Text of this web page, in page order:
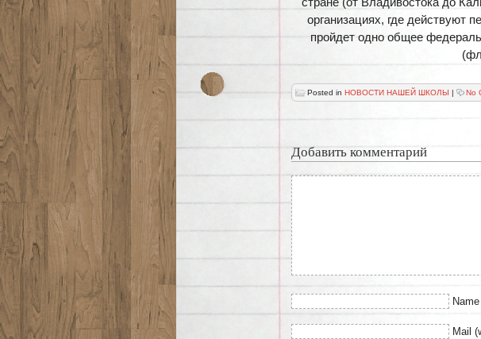
организациях, где действуют
пройдет одно общее
Posted in НОВОСТИ НАШЕЙ ШКОЛЫ | No
Добавить комментарий
Name
Mail